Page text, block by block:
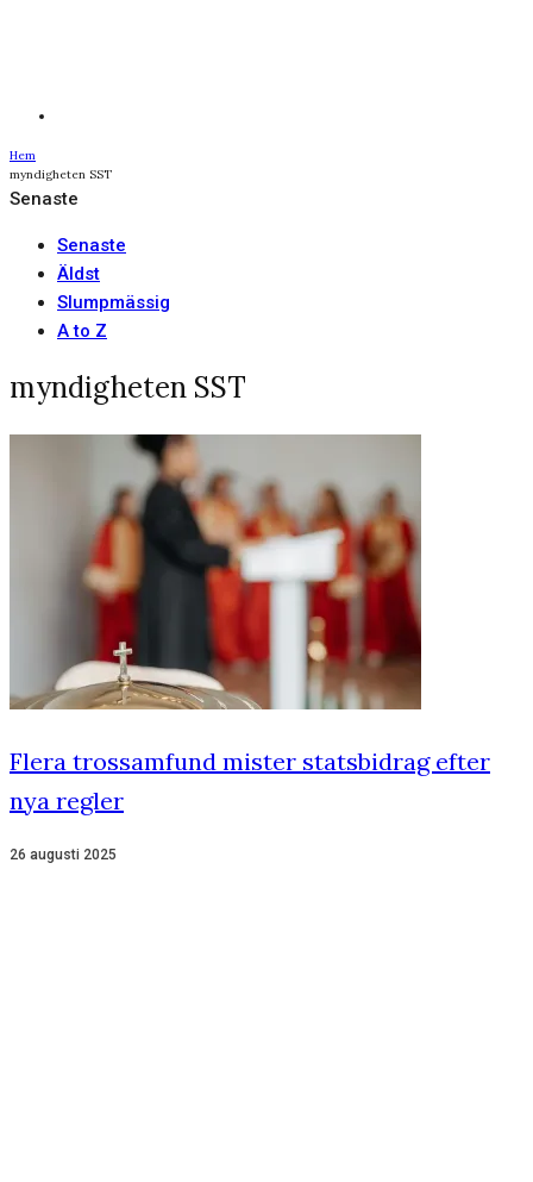
Hem
myndigheten SST
Senaste
Senaste
Äldst
Slumpmässig
A to Z
myndigheten SST
Flera trossamfund mister statsbidrag efter
nya regler
26 augusti 2025